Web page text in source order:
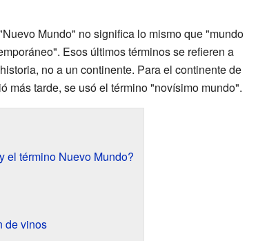
Mundo" no significa lo mismo que "mundo
Esos últimos términos se refieren a
no a un continente. Para el continente de
más tarde, se usó el término "novísimo mundo".
el término Nuevo Mundo?
de vinos